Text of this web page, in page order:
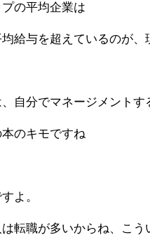
の平均企業は
給与を超えているのが、
自分でマネージメントす
のキモですね
よ。
転職が多いからね、こう